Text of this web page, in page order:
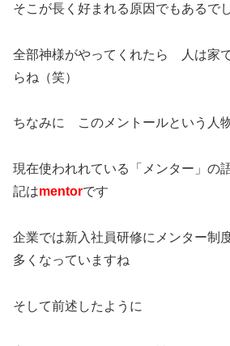
そこが長く好まれる原因でもあるで
全部神様がやってくれたら 人は家
らね（笑）
ちなみに このメントールという人
現在使われれている「メンター」の
記はmentorです
企業では新入社員研修にメンター制
多くなっていますね
そして前述したように